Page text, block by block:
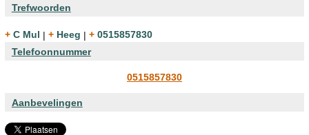
Trefwoorden
+ C Mul | + Heeg |
+ 0515857830
Telefoonnummer
0515857830
Aanbevelingen